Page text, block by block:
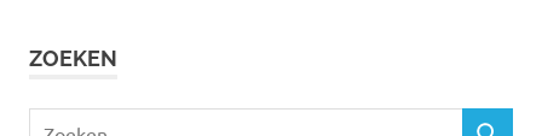
ZOEKEN